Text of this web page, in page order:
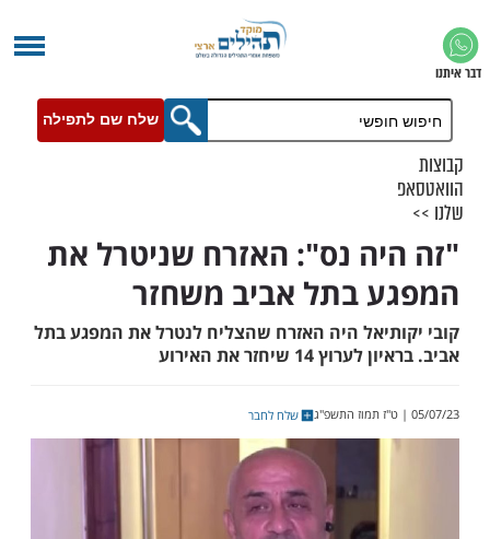
שלח שם לתפילה
נס": האזרח שניטרל את
בתל אביב משחזר
היה האזרח שהצליח לנטרל את המפגע בתל
14 שיחזר את האירוע
שלח לחבר